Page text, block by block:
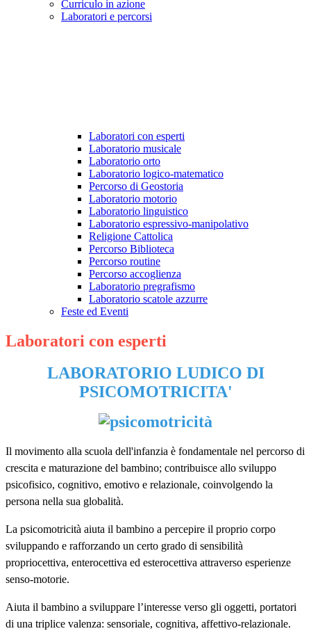
Curriculo in azione
Laboratori e percorsi
Laboratori con esperti
Laboratorio musicale
Laboratorio orto
Laboratorio logico-matematico
Percorso di Geostoria
Laboratorio motorio
Laboratorio linguistico
Laboratorio espressivo-manipolativo
Religione Cattolica
Percorso Biblioteca
Percorso routine
Percorso accoglienza
Laboratorio pregrafismo
Laboratorio scatole azzurre
Feste ed Eventi
Laboratori con esperti
LABORATORIO LUDICO DI
PSICOMOTRICITA'
Il movimento alla scuola dell'infanzia è fondamentale nel percorso di
crescita e maturazione del bambino; contribuisce allo sviluppo
psicofisico, cognitivo, emotivo e relazionale, coinvolgendo la
persona nella sua globalità.
La psicomotricità aiuta il bambino a percepire il proprio corpo
sviluppando e rafforzando un certo grado di sensibilità
propriocettiva, enterocettiva ed esterocettiva attraverso esperienze
senso-motorie.
Aiuta il bambino a sviluppare l’interesse verso gli oggetti, portatori
di una triplice valenza: sensoriale, cognitiva, affettivo-relazionale.